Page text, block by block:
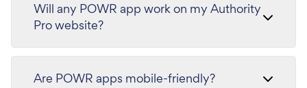
Will any POWR app work on my Authority
Pro website?
Are POWR apps mobile-friendly?